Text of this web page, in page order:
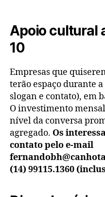
Apoio cultural
10
Empresas que
terão espaço durante
slogan e contato), em
O investimento
nível da conversa
agregado. Os
contato pelo e-mail
(14) 99115.1360